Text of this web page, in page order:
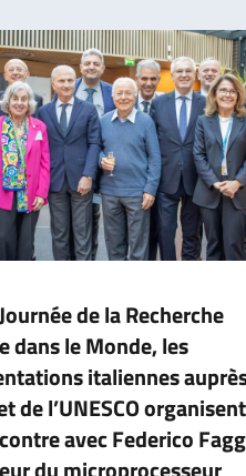
de la Recherche
dans le Monde, les
italiennes
de l’UNESCO organisent
avec Federico